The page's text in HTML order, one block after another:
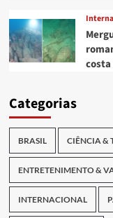
costa
Categorias
BRASIL CIÊNCIA &
ENTRETENIMENTO &
INTERNACIONAL